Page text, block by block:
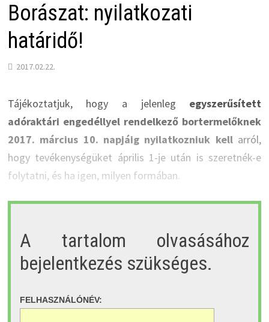
Borászat: nyilatkozati
határidő!
2017.02.22.
Tájékoztatjuk, hogy a jelenleg egyszerűsített
adóraktári engedéllyel rendelkező bortermelőknek
2017. március 10. napjáig nyilatkozniuk kellarról,
hogy tevékenységüket április 1-je után is szeretnék-e
folytatni, és ha igen, milyen formában.
A tartalom olvasásához
bejelentkezés szükséges.
FELHASZNÁLÓNÉV: